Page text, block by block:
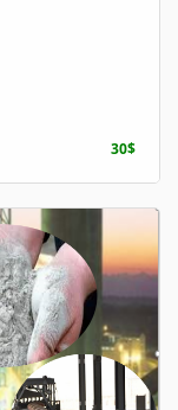
30$